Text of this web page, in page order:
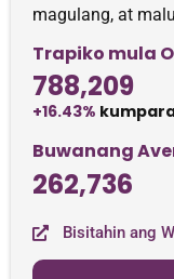
magulang, at
Trapiko mula
788,209
+16.43%
Buwanang
262,736
Bisitahin ang